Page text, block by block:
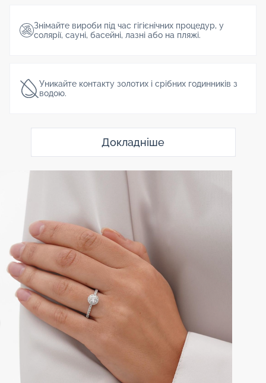
Знімайте вироби під час гігієнічних процедур, у
солярії, сауні, басейні, лазні або на пляжі.
Уникайте контакту золотих і срібних годинників з
водою.
Докладніше